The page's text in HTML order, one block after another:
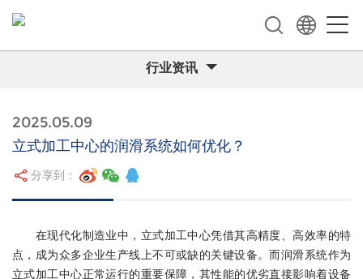
行业资讯
2025.05.09
立式加工中心的润滑系统如何优化？
分享到：
在现代化制造业中，立式加工中心凭借其高精度、高效率的特
点，成为众多企业生产线上不可或缺的关键设备。而润滑系统作为
立式加工中心正常运行的重要保障，其性能的优劣直接影响着设备